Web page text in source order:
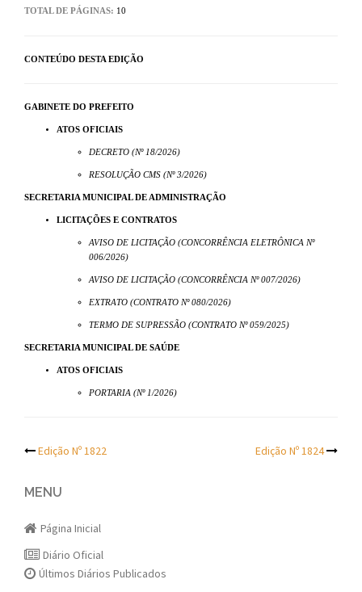
TOTAL DE PÁGINAS: 10
CONTEÚDO DESTA EDIÇÃO
GABINETE DO PREFEITO
ATOS OFICIAIS
DECRETO (Nº 18/2026)
RESOLUÇÃO CMS (Nº 3/2026)
SECRETARIA MUNICIPAL DE ADMINISTRAÇÃO
LICITAÇÕES E CONTRATOS
AVISO DE LICITAÇÃO (CONCORRÊNCIA ELETRÔNICA Nº
006/2026)
AVISO DE LICITAÇÃO (CONCORRÊNCIA Nº 007/2026)
EXTRATO (CONTRATO Nº 080/2026)
TERMO DE SUPRESSÃO (CONTRATO Nº 059/2025)
SECRETARIA MUNICIPAL DE SAÚDE
ATOS OFICIAIS
PORTARIA (Nº 1/2026)
Post
navigation
Edição Nº 1822 Edição Nº 1824
MENU
Página Inicial
Diário Oficial
Últimos Diários Publicados